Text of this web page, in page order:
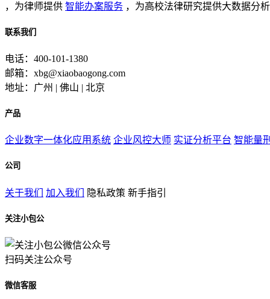
，为律师提供 智能办案服务 ，为高校法律研究提供大数据分
联系我们
电话：400-101-1380
邮箱：xbg@xiaobaogong.com
地址：广州 | 佛山 | 北京
产品
企业数字一体化应用系统 企业风控大师 实证分析平台 智能量
公司
关于我们 加入我们 隐私政策 新手指引
关注小包公
扫码关注公众号
微信客服